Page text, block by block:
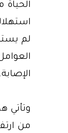
الحياة
لم
الإصابة.
وتأتي
من